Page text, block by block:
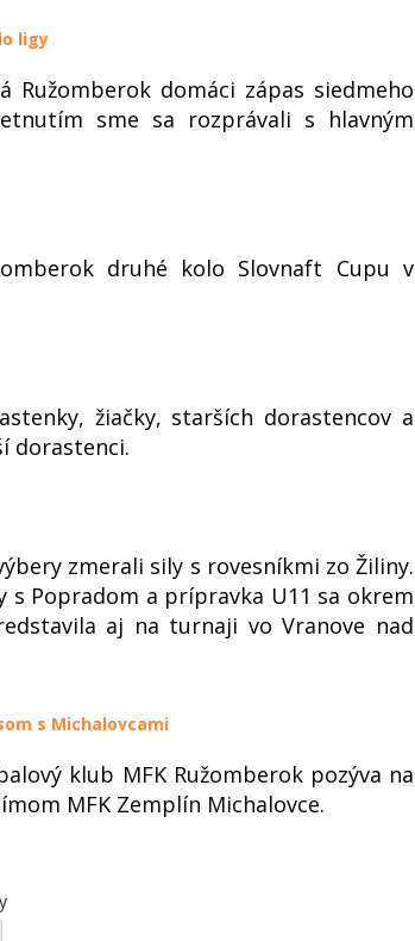
ligy
Ružomberok domáci zápas siedmeho
sme sa rozprávali s hlavným
druhé kolo Slovnaft Cupu v
žiačky, starších dorastencov a
dorastenci.
zmerali sily s rovesníkmi zo Žiliny.
s Popradom a prípravka U11 sa okrem
aj na turnaji vo Vranove nad
s Michalovcami
klub MFK Ružomberok pozýva na
MFK Zemplín Michalovce.